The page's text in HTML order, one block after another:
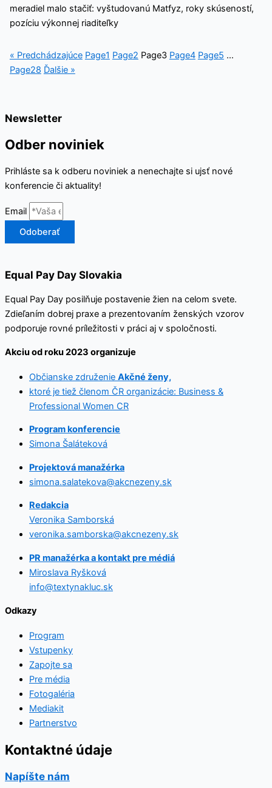
meradiel malo stačiť: vyštudovanú Matfyz, roky skúseností,
pozíciu výkonnej riaditeľky
« Predchádzajúce Page1 Page2 Page3 Page4 Page5 …
Page28 Ďalšie »
Newsletter
Odber noviniek
Prihláste sa k odberu noviniek a nenechajte si ujsť nové
konferencie či aktuality!
Email
Odoberať
Equal Pay Day Slovakia
Equal Pay Day posilňuje postavenie žien na celom svete.
Zdieľaním dobrej praxe a prezentovaním ženských vzorov
podporuje rovné príležitosti v práci aj v spoločnosti.
Akciu od roku 2023 organizuje
Občianske združenie Akčné ženy,
ktoré je tiež členom ČR organizácie: Business &
Professional Women CR
Program konferencie
Simona Šaláteková
Projektová manažérka
simona.salatekova@akcnezeny.sk
Redakcia
Veronika Samborská
veronika.samborska@akcnezeny.sk
PR manažérka a kontakt pre médiá
Miroslava Ryšková
info@textynakluc.sk
Odkazy
Program
Vstupenky
Zapojte sa
Pre média
Fotogaléria
Mediakit
Partnerstvo
Kontaktné údaje
Napíšte nám